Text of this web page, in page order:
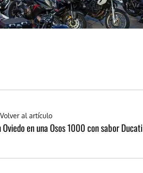
Volver al artículo
en una Osos 1000 con sabor Ducati